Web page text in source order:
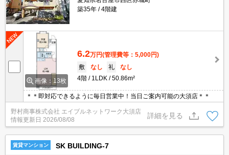
築35年
4階建
画像：13枚
6.2万円(管理費等：5,000円)
敷
なし 礼
なし
4階
1LDK 50.86m²
＊＊即対応できるように毎日営業中！当日ご案内可能の大須店＊＊
野村商事株式会社 エイブルネットワーク大須店
情報更新日 2026/08/08
詳細を見る
賃貸マンション SK BUILDING-7